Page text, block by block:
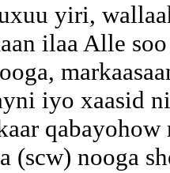
yiri,
ilaa Alle
iyo xaasid
(scw) nooga